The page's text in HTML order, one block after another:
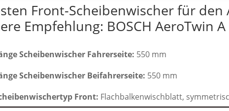
Front-Scheibenwischer für den
Empfehlung: BOSCH AeroTwin A
Scheibenwischer Fahrerseite: 550 mm
Scheibenwischer Beifahrerseite: 550 mm
Front: Flachbalkenwischblatt,